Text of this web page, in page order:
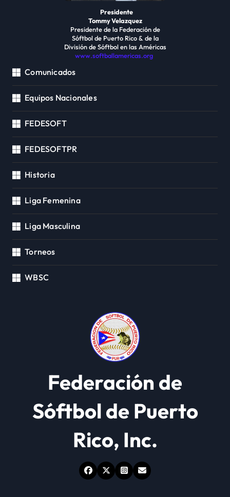
Presidente
Tommy Velazquez
Presidente de la Federación de
Sóftbol de Puerto Rico & de la
División de Sóftbol en las Américas
www.softballamericas.org
Comunicados
Equipos Nacionales
FEDESOFT
FEDESOFTPR
Historia
Liga Femenina
Liga Masculina
Torneos
WBSC
Federación de
Sóftbol de Puerto
Rico, Inc.